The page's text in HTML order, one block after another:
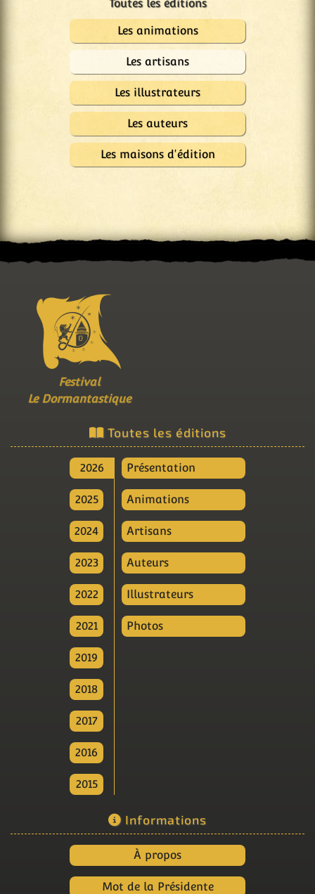
Les animations
Les artisans
Les illustrateurs
Les auteurs
Les maisons d'édition
Festival
Le Dormantastique
Toutes les éditions
2026
2025
2024
2023
2022
2021
2019
2018
2017
2016
2015
Présentation
Animations
Artisans
Auteurs
Illustrateurs
Photos
Informations
À propos
Mot de la Présidente